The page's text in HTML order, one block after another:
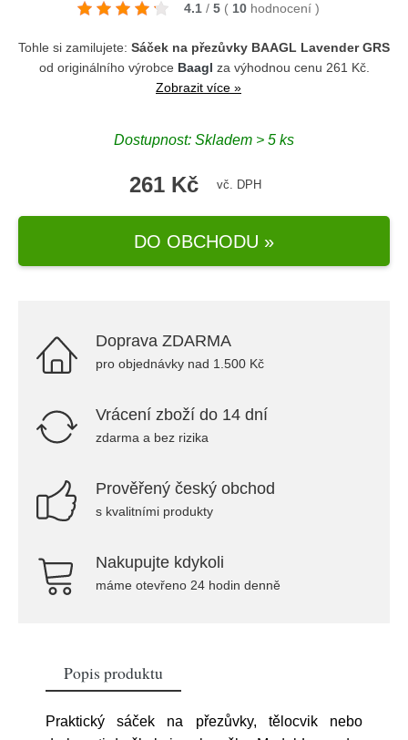
4.1 / 5 ( 10 hodnocení )
Tohle si zamilujete: Sáček na přezůvky BAAGL Lavender GRS
od originálního výrobce Baagl za výhodnou cenu 261 Kč.
Zobrazit více »
Dostupnost: Skladem > 5 ks
261 Kč vč. DPH
DO OBCHODU »
Doprava ZDARMA
pro objednávky nad 1.500 Kč
Vrácení zboží do 14 dní
zdarma a bez rizika
Prověřený český obchod
s kvalitními produkty
Nakupujte kdykoli
máme otevřeno 24 hodin denně
Popis produktu
Praktický sáček na přezůvky, tělocvik nebo